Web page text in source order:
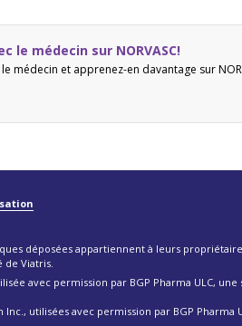
le médecin sur NORVASC!
médecin et apprenez-en davantage sur
déposées appartiennent à leurs
de Viatris.
avec permission par BGP Pharma ULC, une
Inc., utilisées avec permission par BGP Pharma